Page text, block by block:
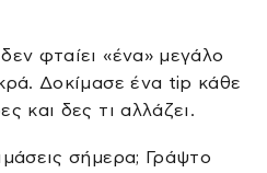
φταίει «ένα» μεγάλο
Δοκίμασε ένα tip κάθε
και δες τι αλλάζει.
σήμερα; Γράψτο